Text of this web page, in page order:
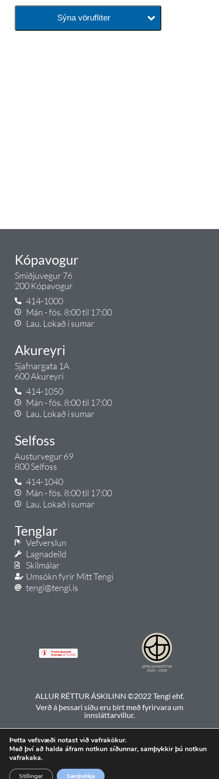
Sýna vörufliter
Kópavogur
Smiðjuvegur 76
200 Kópavogur
414-1000
Mán - fös. 8:00 til 17:00
Lau. Lokað í sumar
Akureyri
Sjafnargata 1A
600 Akureyri
414-1050
Mán - fös. 8:00 til 17:00
Lau. Lokað í sumar
Selfoss
Austurvegur 69
800 Selfoss
414-1040
Mán - fös. 8:00 til 17:00
Lau. Lokað í sumar
Tenglar
Vefverslun
Lagnadeild
Skilmálar
Umsókn fyrir Mitt Tengi
tengi@tengi.is
ALLUR RÉTTUR ÁSKILINN ©2022 Tengi ehf.
Verð á þessari síðu eru birt með fyrirvara um
innsláttarvillur.
Þetta vefsvæði notast við vafrakökur.
Með því að halda áfram notkun síðunnar, samþykkir þú notkun
vafrakaka.
Samþykkja
Stillingar